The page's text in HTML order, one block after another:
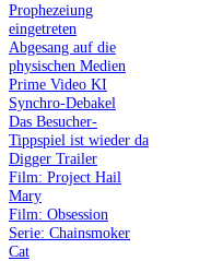
Prophezeiung
eingetreten
Abgesang auf die
physischen Medien
Prime Video KI
Synchro-Debakel
Das Besucher-
Tippspiel ist wieder da
Digger Trailer
Film: Project Hail
Mary
Film: Obsession
Serie: Chainsmoker
Cat